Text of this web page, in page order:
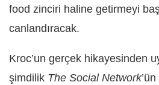
food zinciri haline getirmeyi
canlandıracak.
Kroc’un gerçek hikayesinden
şimdilik The Social Network